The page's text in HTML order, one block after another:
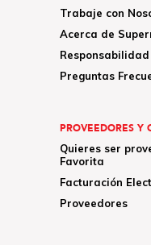
Trabaje con
Acerca de
Preguntas
PROVEEDORES Y
Quieres ser
Favorita
Facturación
Proveedores